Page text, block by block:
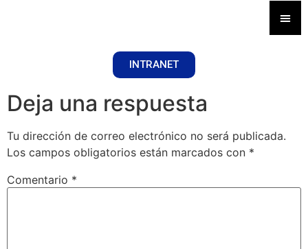
INTRANET
Deja una respuesta
Tu dirección de correo electrónico no será publicada.
Los campos obligatorios están marcados con *
Comentario *